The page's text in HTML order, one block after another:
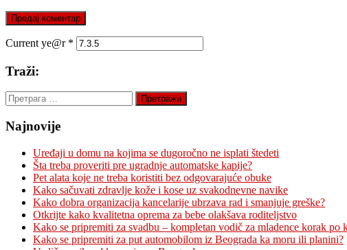
Current ye@r *
Traži:
Претрага
за:
Najnovije
Uređaji u domu na kojima se dugoročno ne isplati štedeti
Šta treba proveriti pre ugradnje automatske kapije?
Pet alata koje ne treba koristiti bez odgovarajuće obuke
Kako sačuvati zdravlje kože i kose uz svakodnevne navike
Kako dobra organizacija kancelarije ubrzava rad i smanjuje greške?
Otkrijte kako kvalitetna oprema za bebe olakšava roditeljstvo
Kako se pripremiti za svadbu – kompletan vodič za mladence korak po
Kako se pripremiti za put automobilom iz Beograda ka moru ili planini?